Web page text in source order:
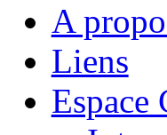
A
Liens
Espace